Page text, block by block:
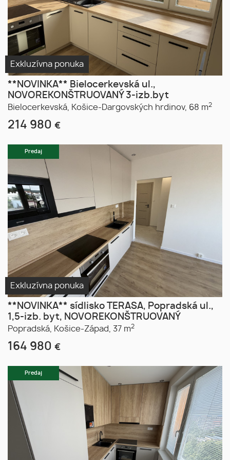
Exkluzívna ponuka
**NOVINKA** Bielocerkevská ul.,
NOVOREKONŠTRUOVANÝ 3-izb.byt
Bielocerkevská, Košice-Dargovských hrdinov, 68 m2
214 980 €
Exkluzívna ponuka
Predaj
**NOVINKA** sídlisko TERASA, Popradská ul.,
1,5-izb. byt, NOVOREKONŠTRUOVANÝ
Popradská, Košice-Západ, 37 m2
164 980 €
Predaj